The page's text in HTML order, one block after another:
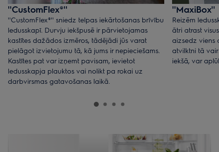
''CustomFlex®''
''CustomFlex®'' sniedz telpas iekārtošanas brīvību
ledusskapī. Durvju iekšpusē ir pārvietojamas
kastītes dažādos izmēros, tādējādi jūs varat
pielāgot izvietojumu tā, kā jums ir nepieciešams.
Kastītes pat var izņemt pavisam, ievietot
ledusskapja plauktos vai nolikt pa rokai uz
darbvirsmas gatavošanas laikā.
''MaxiBox''
Reizēm
ātri atrast
aizsedz viens
atvilktni tā
iekšā, var